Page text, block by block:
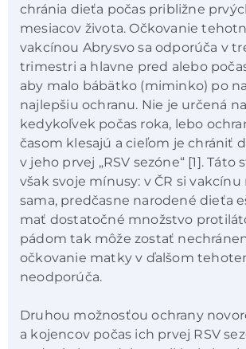
chránia dieťa počas približne
mesiacov života. Očkovanie
vakcínou Abrysvo sa odporúča v
trimestri a hlavne pred alebo
aby malo bábätko (miminko) po
najlepšiu ochranu. Nie je určená
kedykoľvek počas roka, lebo
časom klesajú a cieľom je chrániť
v jeho prvej „RSV sezóne“ [1]. Táto
však svoje mínusy: v ČR si
sama, predčasne narodené dieťa
mať dostatočné množstvo
pádom tak môže zostať
očkovanie matky v ďalšom
neodporúča.
Druhou možnosťou ochrany
a kojencov počas ich prvej RSV